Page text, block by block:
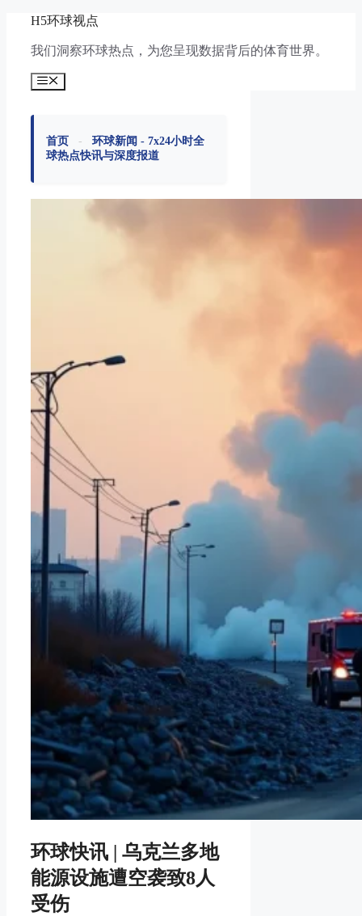
H5环球视点
我们洞察环球热点，为您呈现数据背后的体育世界。
菜
首页 -
环球新闻 - 7x24小时全
球热点快讯与深度报道
环球快讯 | 乌克兰多地
能源设施遭空袭致8人
受伤